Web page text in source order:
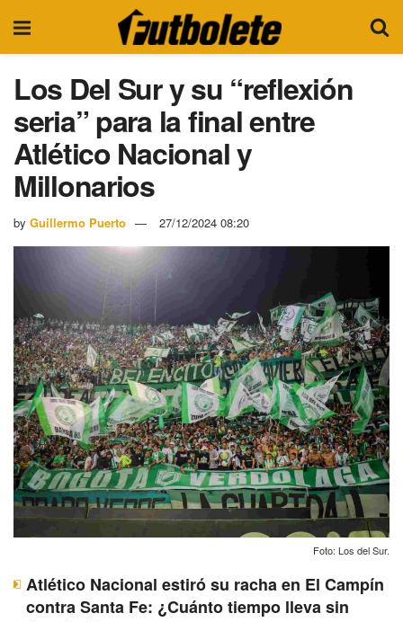
Los Del Sur y su “reflexión
seria” para la final entre
Atlético Nacional y
Millonarios
by Guillermo Puerto 27/12/2024 08:20
Foto: Los del Sur.
Atlético Nacional estiró su racha en El Campín
contra Santa Fe: ¿Cuánto tiempo lleva sin